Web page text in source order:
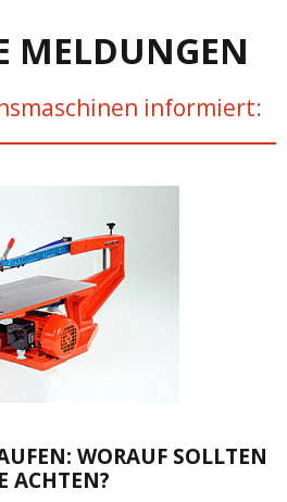
MELDUNGEN
informiert:
WORAUF SOLLTEN
ACHTEN?